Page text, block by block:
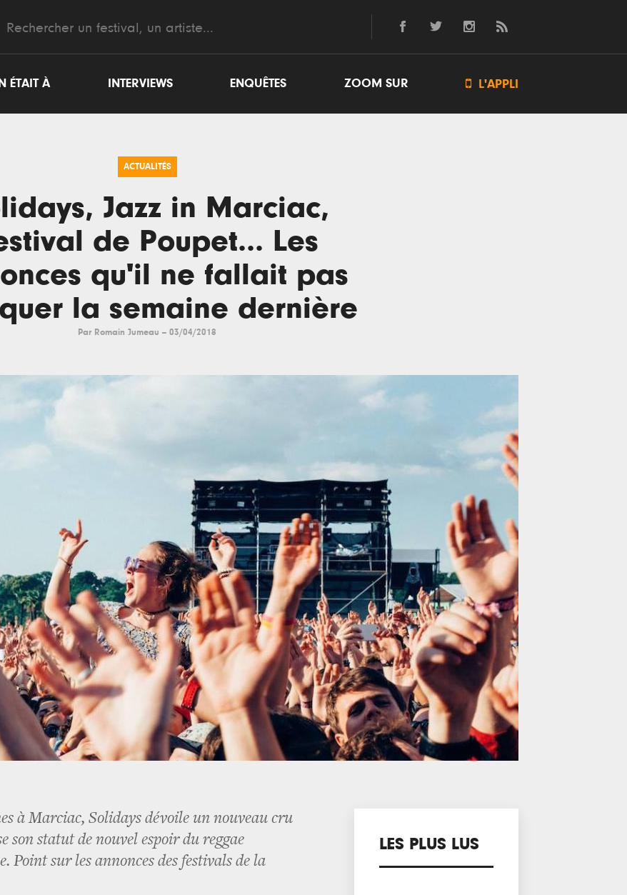
ÉTAIT À INTERVIEWS ENQUÊTES ZOOM SUR  L'APPLI
ACTUALITÉS
Jazz in Marciac,
de Poupet... Les
qu'il ne fallait pas
la semaine dernière
Par Romain Jumeau -- 03/04/2018
à Marciac, Solidays dévoile un nouveau cru
son statut de nouvel espoir du reggae
Point sur les annonces des festivals de la
LES PLUS LUS